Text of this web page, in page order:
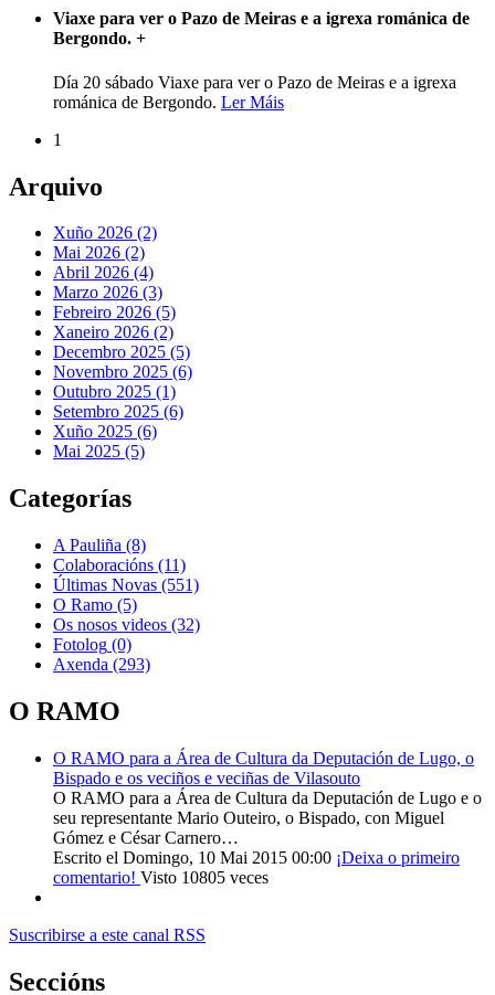
Viaxe para ver o Pazo de Meiras e a igrexa románica de
Bergondo. +
Día 20 sábado Viaxe para ver o Pazo de Meiras e a igrexa
románica de Bergondo. Ler Máis
1
Arquivo
Xuño 2026 (2)
Mai 2026 (2)
Abril 2026 (4)
Marzo 2026 (3)
Febreiro 2026 (5)
Xaneiro 2026 (2)
Decembro 2025 (5)
Novembro 2025 (6)
Outubro 2025 (1)
Setembro 2025 (6)
Xuño 2025 (6)
Mai 2025 (5)
Categorías
A Pauliña (8)
Colaboracións (11)
Últimas Novas (551)
O Ramo (5)
Os nosos videos (32)
Fotolog (0)
Axenda (293)
O RAMO
O RAMO para a Área de Cultura da Deputación de Lugo, o
Bispado e os veciños e veciñas de Vilasouto
O RAMO para a Área de Cultura da Deputación de Lugo e o
seu representante Mario Outeiro, o Bispado, con Miguel
Gómez e César Carnero…
Escrito el Domingo, 10 Mai 2015 00:00 ¡Deixa o primeiro
comentario! Visto 10805 veces
Suscribirse a este canal RSS
Seccións